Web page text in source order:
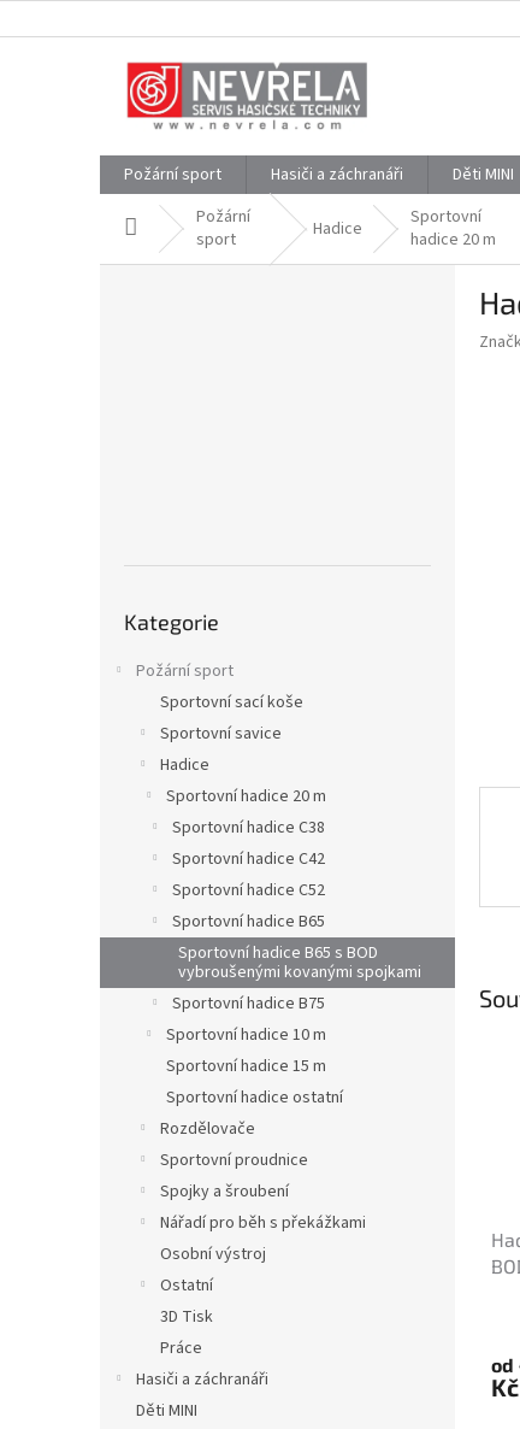
na
Požární sport Hasiči a záchranáři Děti MINI
Domů Požární
sport
Hadice
Sportovní
hadice 20 m
kategorie
Kategorie
Požární sport
Sportovní sací koše
Sportovní savice
Hadice
Sportovní hadice 20 m
Sportovní hadice C38
Sportovní hadice C42
Sportovní hadice C52
Sportovní hadice B65
Sportovní hadice B65 s BOD
vybroušenými kovanými spojkami
Sportovní hadice B75
Sportovní hadice 10 m
Sportovní hadice 15 m
Sportovní hadice ostatní
Rozdělovače
Sportovní proudnice
Spojky a šroubení
Nářadí pro běh s překážkami
Osobní výstroj
Ostatní
3D Tisk
Práce
Hasiči a záchranáři
Děti MINI
od
Kč